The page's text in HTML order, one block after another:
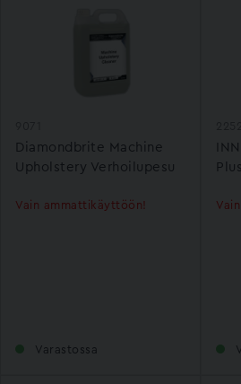
Diamondbrite Machine
Upholstery Verhoilupesu
Varastossa
Vain ammattikäyttöön!